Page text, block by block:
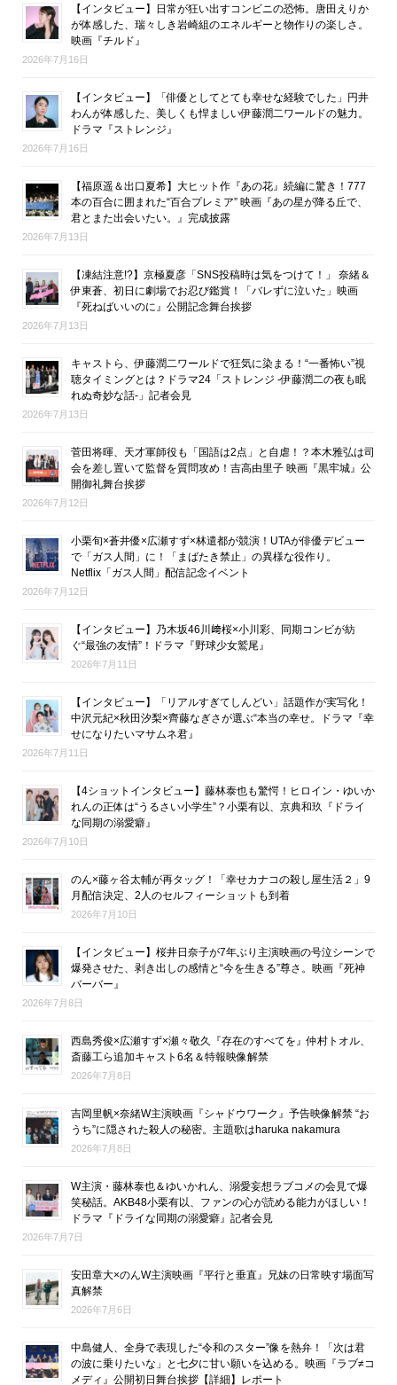
【インタビュー】日常が狂い出すコンビニの恐怖。唐田えりか
が体感した、瑞々しき岩崎組のエネルギーと物作りの楽しさ。
映画『チルド』
2026年7月16日
【インタビュー】「俳優としてとても幸せな経験でした」円井
わんが体感した、美しくも悍ましい伊藤潤二ワールドの魅力。
ドラマ『ストレンジ』
2026年7月16日
【福原遥＆出口夏希】大ヒット作『あの花』続編に驚き！777
本の百合に囲まれた“百合プレミア” 映画『あの星が降る丘で、
君とまた出会いたい。』完成披露
2026年7月13日
【凍結注意!?】京極夏彦「SNS投稿時は気をつけて！」 奈緒＆
伊東蒼、初日に劇場でお忍び鑑賞！「バレずに泣いた」映画
『死ねばいいのに』公開記念舞台挨拶
2026年7月13日
キャストら、伊藤潤二ワールドで狂気に染まる！“一番怖い”視
聴タイミングとは？ドラマ24「ストレンジ -伊藤潤二の夜も眠
れぬ奇妙な話-」記者会見
2026年7月13日
菅田将暉、天才軍師役も「国語は2点」と自虐！？本木雅弘は司
会を差し置いて監督を質問攻め！吉高由里子 映画『黒牢城』公
開御礼舞台挨拶
2026年7月12日
小栗旬×蒼井優×広瀬すず×林遣都が競演！UTAが俳優デビュー
で「ガス人間」に！「まばたき禁止」の異様な役作り。
Netflix「ガス人間」配信記念イベント
2026年7月12日
【インタビュー】乃木坂46川﨑桜×小川彩、同期コンビが紡
ぐ“最強の友情”！ドラマ『野球少女鷲尾』
2026年7月11日
【インタビュー】「リアルすぎてしんどい」話題作が実写化！
中沢元紀×秋田汐梨×齊藤なぎさが選ぶ“本当の幸せ。ドラマ『幸
せになりたいマサムネ君』
2026年7月11日
【4ショットインタビュー】藤林泰也も驚愕！ヒロイン・ゆいか
れんの正体は“うるさい小学生”？小栗有以、京典和玖『ドライ
な同期の溺愛癖』
2026年7月10日
のん×藤ヶ谷太輔が再タッグ！「幸せカナコの殺し屋生活２」9
月配信決定、2人のセルフィーショットも到着
2026年7月10日
【インタビュー】桜井日奈子が7年ぶり主演映画の号泣シーンで
爆発させた、剥き出しの感情と“今を生きる”尊さ。映画『死神
バーバー』
2026年7月8日
西島秀俊×広瀬すず×瀬々敬久『存在のすべてを』仲村トオル、
斎藤工ら追加キャスト6名＆特報映像解禁
2026年7月8日
吉岡里帆×奈緒W主演映画『シャドウワーク』予告映像解禁 “お
うち”に隠された殺人の秘密。主題歌はharuka nakamura
2026年7月8日
W主演・藤林泰也＆ゆいかれん、溺愛妄想ラブコメの会見で爆
笑秘話。AKB48小栗有以、ファンの心が読める能力がほしい！
ドラマ『ドライな同期の溺愛癖』記者会見
2026年7月7日
安田章大×のんW主演映画『平行と垂直』兄妹の日常映す場面写
真解禁
2026年7月6日
中島健人、全身で表現した“令和のスター”像を熱弁！「次は君
の波に乗りたいな」と七夕に甘い願いを込める。映画『ラブ≠コ
メディ』公開初日舞台挨拶【詳細】レポート